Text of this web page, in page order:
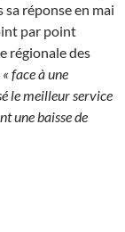
sa réponse en mai
par point
régionale des
« face à une
le meilleur service
une baisse de